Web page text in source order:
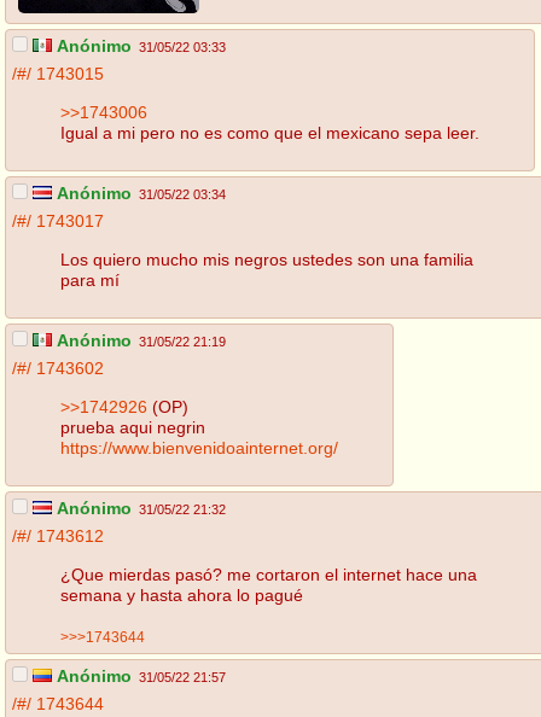
Anónimo 31/05/22 03:33
/#/ 1743015
>>1743006
Igual a mi pero no es como que el mexicano sepa leer.
Anónimo 31/05/22 03:34
/#/ 1743017
Los quiero mucho mis negros ustedes son una familia
para mí
Anónimo 31/05/22 21:19
/#/ 1743602
>>1742926 (OP)
prueba aqui negrin
https://www.bienvenidoainternet.org/
Anónimo 31/05/22 21:32
/#/ 1743612
¿Que mierdas pasó? me cortaron el internet hace una
semana y hasta ahora lo pagué
>>>1743644
Anónimo 31/05/22 21:57
/#/ 1743644